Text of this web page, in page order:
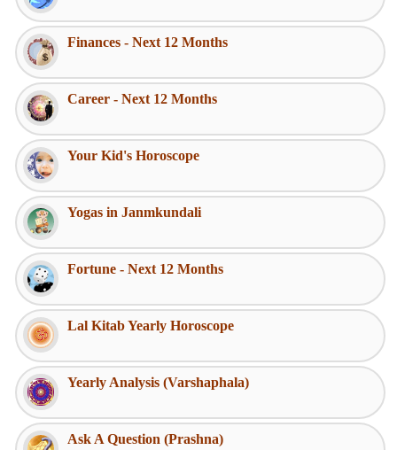
Finances - Next 12 Months
Career - Next 12 Months
Your Kid's Horoscope
Yogas in Janmkundali
Fortune - Next 12 Months
Lal Kitab Yearly Horoscope
Yearly Analysis (Varshaphala)
Ask A Question (Prashna)